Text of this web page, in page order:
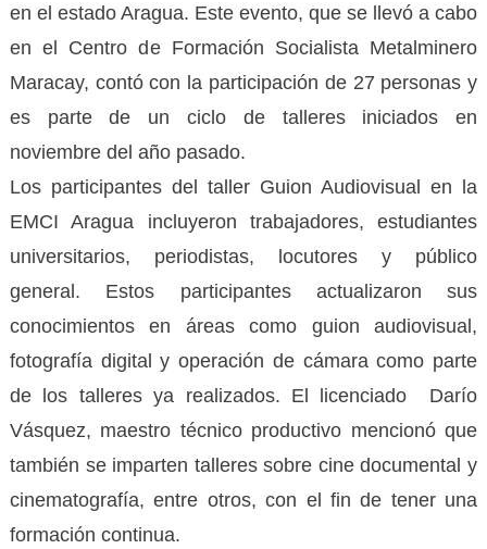
en el estado Aragua. Este evento, que se llevó a cabo
en el Centro de Formación Socialista Metalminero
Maracay, contó con la participación de 27 personas y
es parte de un ciclo de talleres iniciados en
noviembre del año pasado.
Los participantes del taller Guion Audiovisual en la
EMCI Aragua incluyeron trabajadores, estudiantes
universitarios, periodistas, locutores y público
general. Estos participantes actualizaron sus
conocimientos en áreas como guion audiovisual,
fotografía digital y operación de cámara como parte
de los talleres ya realizados. El licenciado Darío
Vásquez, maestro técnico productivo mencionó que
también se imparten talleres sobre cine documental y
cinematografía, entre otros, con el fin de tener una
formación continua.